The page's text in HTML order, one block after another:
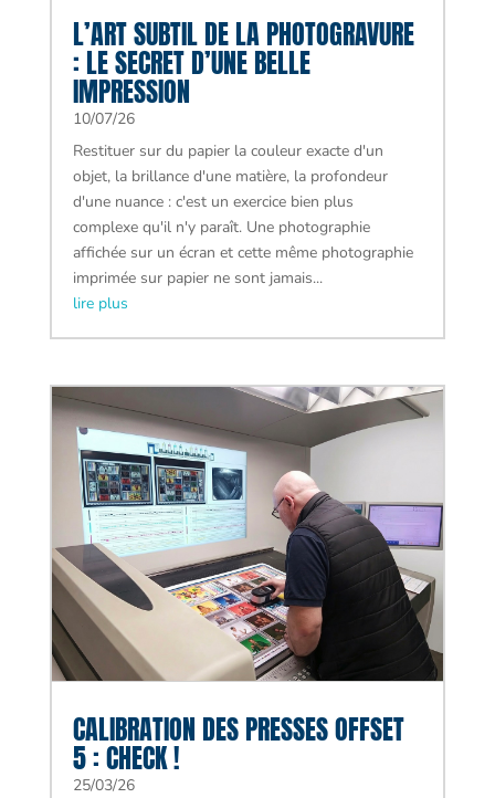
L’ART SUBTIL DE LA PHOTOGRAVURE
: LE SECRET D’UNE BELLE
IMPRESSION
10/07/26
Restituer sur du papier la couleur exacte d'un
objet, la brillance d'une matière, la profondeur
d'une nuance : c'est un exercice bien plus
complexe qu'il n'y paraît. Une photographie
affichée sur un écran et cette même photographie
imprimée sur papier ne sont jamais...
lire plus
CALIBRATION DES PRESSES OFFSET
5 : CHECK !
25/03/26